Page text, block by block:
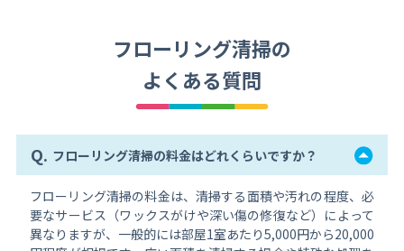
フローリング清掃の
よくある質問
Q. フローリング清掃の料金はどれくらいですか？
フローリング清掃の料金は、清掃する面積や汚れの程度、必
要なサービス（ワックスがけや深い傷の修復など）によって
異なりますが、一般的には部屋1室あたり5,000円から20,000